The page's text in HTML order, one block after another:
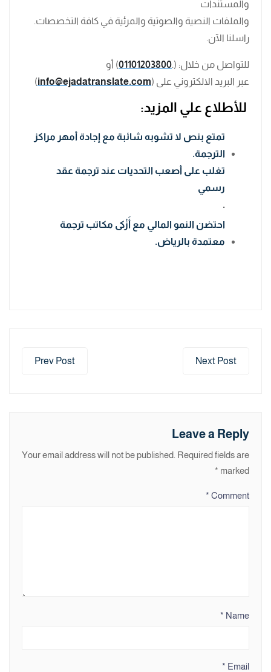
والمستندات
والملفات النصية والصوتية والمرئية في كافة التخصصات.
راسلنا الآن.
للتواصل من خلال: (.01101203800) أو
عبر البريد الالكتروني على (info@ejadatranslate.com
)
للأطلاع علي المزيد:
تمتع بنص لا تشوبه شائبة مع إجادة أمهر مراكز
الترجمة.
تغلب على أصعب التحديات عند ترجمة عقد
رسمي
.
احتضن النمو المالي مع أَزْكى مكاتب ترجمة
معتمدة بالرياض.
Prev Post Next Post
Leave a Reply
Your email address will not be published. Required fields are
marked
*
Comment
*
Name
*
Email
*